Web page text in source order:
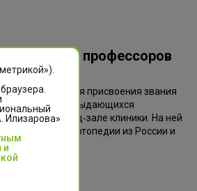
Почётных профессоров
церемония присвоения звания
получили пять выдающихся
в конференц‑зале клиники. На ней
и ортопедии из России и
Илизарова»
и